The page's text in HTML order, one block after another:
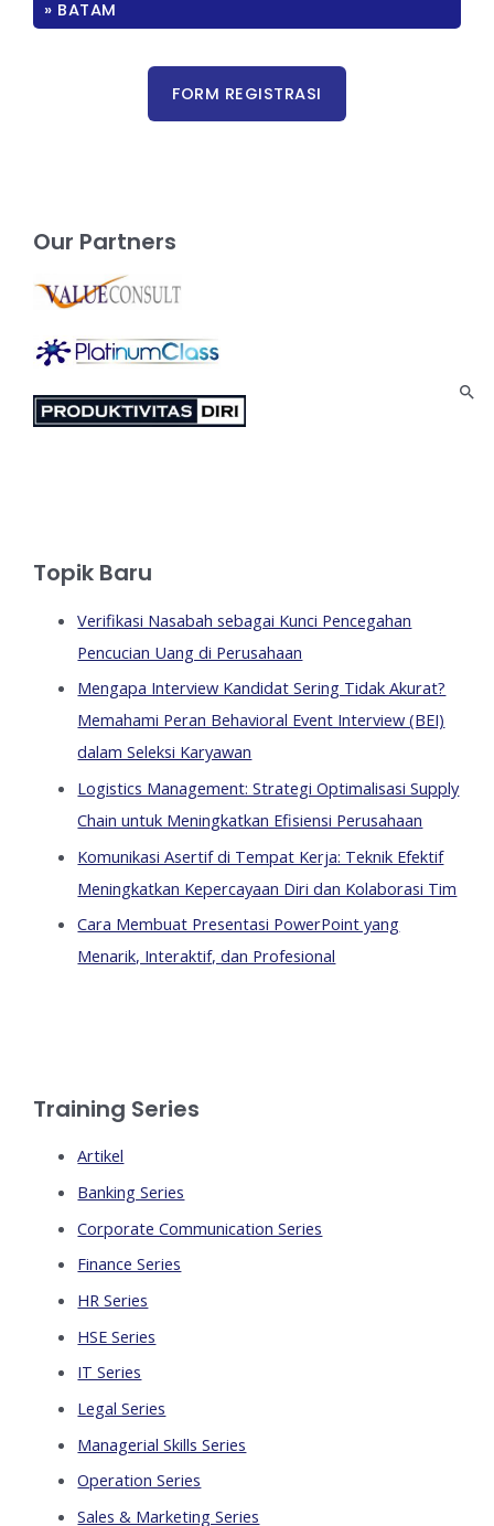
» BATAM
Our Partners
Topik Baru
Verifikasi Nasabah sebagai Kunci Pencegahan
Pencucian Uang di Perusahaan
Mengapa Interview Kandidat Sering Tidak Akurat?
Memahami Peran Behavioral Event Interview (BEI)
dalam Seleksi Karyawan
Logistics Management: Strategi Optimalisasi Supply
Chain untuk Meningkatkan Efisiensi Perusahaan
Komunikasi Asertif di Tempat Kerja: Teknik Efektif
Meningkatkan Kepercayaan Diri dan Kolaborasi Tim
Cara Membuat Presentasi PowerPoint yang
Menarik, Interaktif, dan Profesional
Training Series
Artikel
Banking Series
Corporate Communication Series
Finance Series
HR Series
HSE Series
IT Series
Legal Series
Managerial Skills Series
Operation Series
Sales & Marketing Series